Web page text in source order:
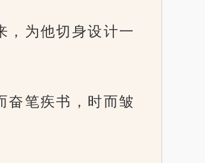
，为他切身设计一
奋笔疾书，时而皱